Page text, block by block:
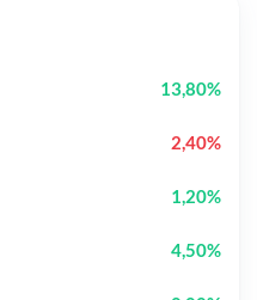
13,80%
2,40%
1,20%
4,50%